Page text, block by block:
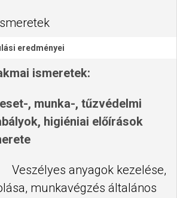
eredményei
ismeretek:
, munka-, tűzvédelmi
higiéniai előírások
anyagok kezelése,
munkavégzés általános